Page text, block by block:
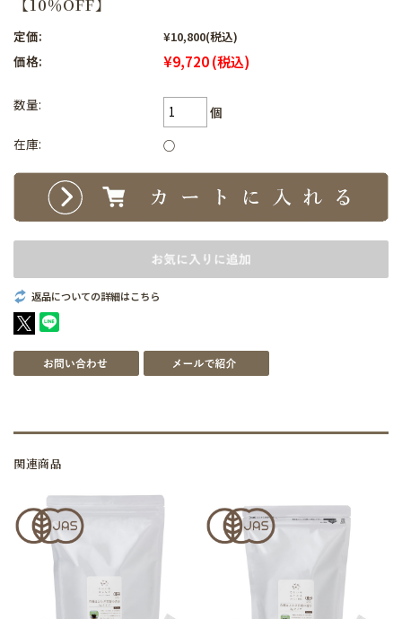
【10％OFF】
定価: ¥10,800(税込)
価格: ¥9,720(税込)
数量:
個
在庫:
○
返品についての詳細はこちら
関連商品